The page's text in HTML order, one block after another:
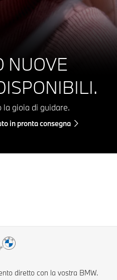
NUOVE
la gioia di guidare.
in pronta consegna
diretto con la vostra BMW.